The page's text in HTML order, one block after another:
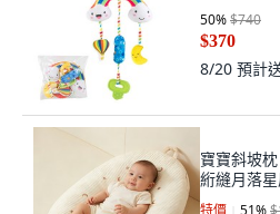
50%$740
$370
8/20 預計
寶寶斜坡
絎縫月落
特價 51%